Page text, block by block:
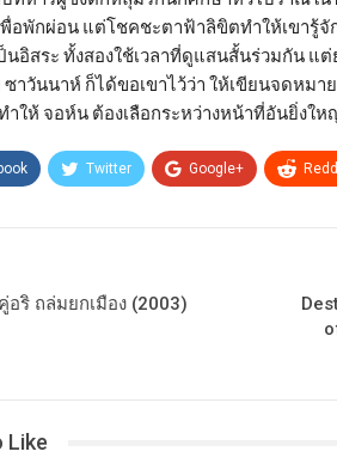
อพักผ่อน แต่โชคชะตาฟ้าลิขิตทำให้เขารู้
สระ ทั้งสองใช้เวลาที่ดูแสนสั้นร่วมกัน แ
ซาวันนาห์ ก็ได้ขอเขาไว้ว่า ให้เขียนจดหม
ำให้ จอห์น ต้องเลือกระหว่างหน้าที่อันยิ่งใ
Twitter Google+
อริ ถล่มยกเมือง (2003)
Like